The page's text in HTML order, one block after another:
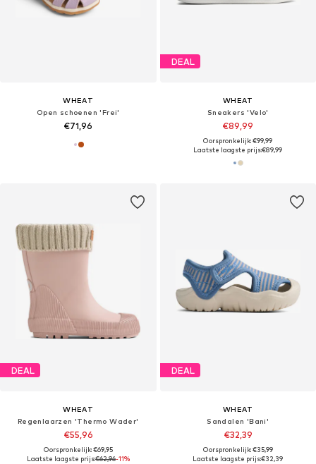
WHEAT
Open schoenen 'Frei'
€71,96
DEAL
WHEAT
Sneakers 'Velo'
€89,99
Oorspronkelijk: €99,99
Laatste laagste prijs:€89,99
DEAL
WHEAT
Regenlaarzen 'Thermo Wader'
€55,96
Oorspronkelijk: €69,95
Laatste laagste prijs:€62,96-11%
DEAL
WHEAT
Sandalen 'Bani'
€32,39
Oorspronkelijk: €35,99
Laatste laagste prijs:€32,39